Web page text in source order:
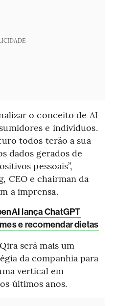
o conceito de AI
e indivíduos.
todos terão a sua
dados gerados de
pessoais”,
CEO e chairman da
a imprensa.
lança ChatGPT
e recomendar dietas
será mais um
da companhia para
vertical em
últimos anos.